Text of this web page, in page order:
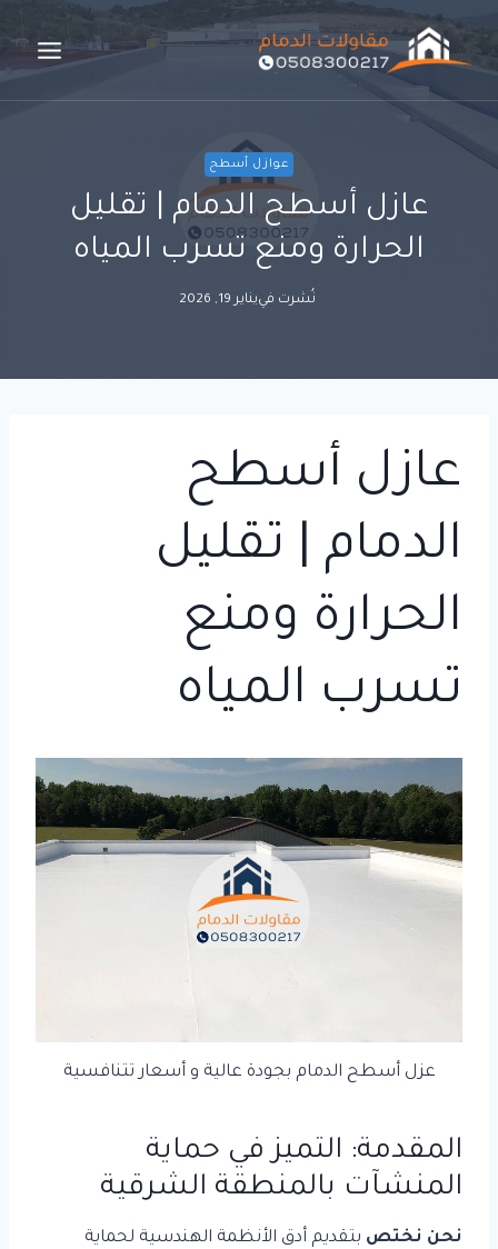
المحتوى
عوازل أسطح
عازل أسطح الدمام | تقليل
الحرارة ومنع تسرب المياه
نُشرت فييناير 19, 2026
عازل أسطح
الدمام | تقليل
الحرارة ومنع
تسرب المياه
عزل أسطح الدمام بجودة عالية و أسعار تتنافسية
المقدمة: التميز في حماية
المنشآت بالمنطقة الشرقية
نحن نختص بتقديم أدق الأنظمة الهندسية لحماية